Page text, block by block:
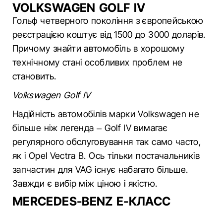
VOLKSWAGEN GOLF IV
Гольф четверного покоління з європейською
реєстрацією коштує від 1500 до 3000 доларів.
Причому знайти автомобіль в хорошому
технічному стані особливих проблем не
становить.
Volkswagen Golf IV
Надійність автомобілів марки Volkswagen не
більше ніж легенда – Golf IV вимагає
регулярного обслуговування так само часто,
як і Opel Vectra B. Ось тільки постачальників
запчастин для VAG існує набагато більше.
Завжди є вибір між ціною і якістю.
MERCEDES-BENZ Е-КЛАСС